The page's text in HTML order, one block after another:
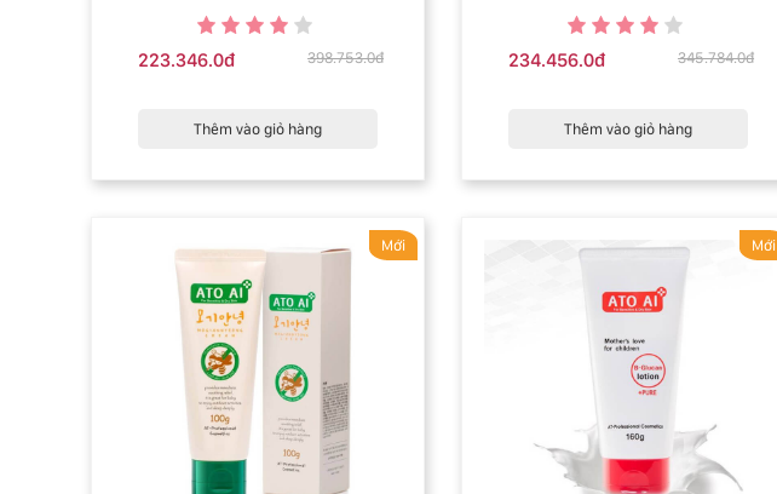
223.346.0đ 398.753.0đ
Thêm vào giỏ hàng
234.456.0đ 345.784.0đ
Thêm vào giỏ hàng
Mới Mới